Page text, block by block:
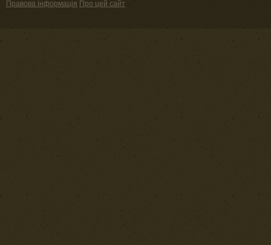
Правова інформація Про цей сайт